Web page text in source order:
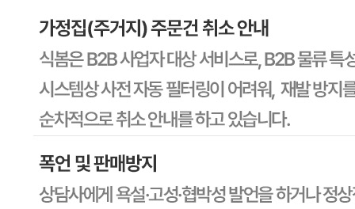
1588-6967
반품/교환
배송비
교환 배송비: 30,000원
주의사항
미성년자가 체결한 계약은 법정대리인이 동의하지 않은 경우
판매상품과 상품의 내용은 판매자가 등록한 것으로 (주)마켓